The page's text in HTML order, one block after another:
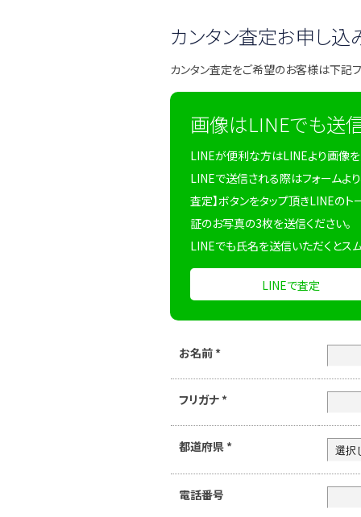
カンタン査定お申し込
カンタン査定をご希望のお客様は下記
画像はLINEでも送
LINEが便利な方はLINEより画像を
LINEで送信される際はフォームより
査定】ボタンをタップ頂きLINEの
証のお写真の3枚を送信ください。
LINEでも氏名を送信いただくとス
LINEで査定
お名前 *
フリガナ *
都道府県 *
電話番号